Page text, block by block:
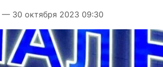
— 30 октября 2023 09:30